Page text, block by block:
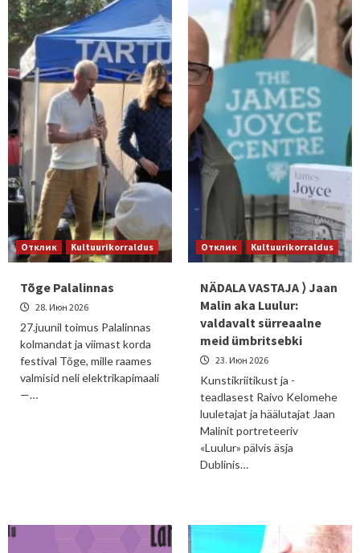
Отклик Kultuurikorraldus
Tõge Palalinnas
28. Июн 2026
27.juunil toimus Palalinnas
kolmandat ja viimast korda
festival Tõge, mille raames
valmisid neli elektrikapimaali
—…
Отклик Kultuurikorraldus
NÄDALA VASTAJA ⟩ Jaan
Malin aka Luulur:
valdavalt sürreaalne
meid ümbritsebki
23. Июн 2026
Kunstikriitikust ja -
teadlasest Raivo Kelomehe
luuletajat ja häälutajat Jaan
Malinit portreteeriv
«Luulur» pälvis äsja
Dublinis…